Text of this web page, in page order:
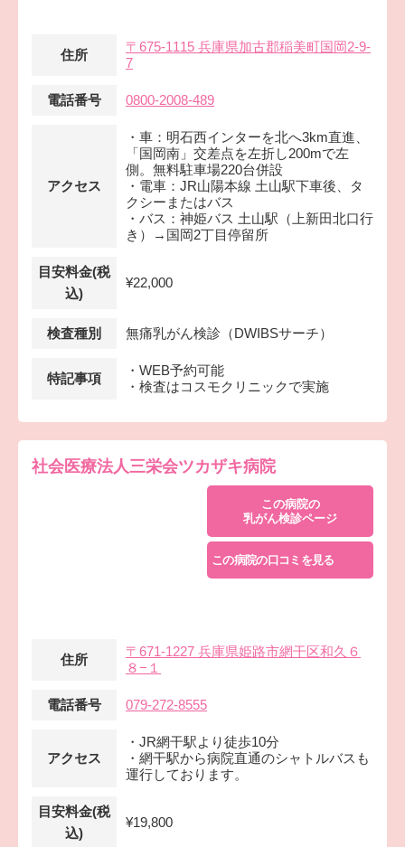
住所
〒675-1115 兵庫県加古郡稲美町国岡2-9-
7
電話番号 0800-2008-489
アクセス
・車：明石西インターを北へ3km直進、
「国岡南」交差点を左折し200mで左
側。無料駐車場220台併設
・電車：JR山陽本線 土山駅下車後、タ
クシーまたはバス
・バス：神姫バス 土山駅（上新田北口行
き）→国岡2丁目停留所
目安料金(税
込)
¥22,000
検査種別 無痛乳がん検診（DWIBSサーチ）
特記事項
・WEB予約可能
・検査はコスモクリニックで実施
社会医療法人三栄会ツカザキ病院
この病院の
乳がん検診ページ
この病院の口コミを見る
住所
〒671-1227 兵庫県姫路市網干区和久６
８−１
電話番号 079-272-8555
アクセス
・JR網干駅より徒歩10分
・網干駅から病院直通のシャトルバスも
運行しております。
目安料金(税
込)
¥19,800